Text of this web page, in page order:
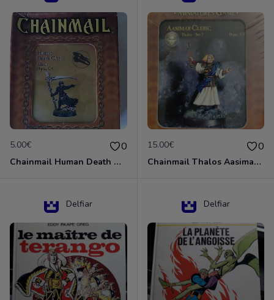
5.00€ 0
Chainmail Human Death Cleric
15.00€ 0
Chainmail Thalos Aasimar Cleric
Delfiar Delfiar